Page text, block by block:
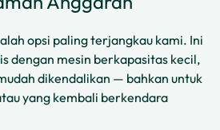
opsi paling terjangkau kami. Ini
dengan mesin berkapasitas kecil,
dikendalikan — bahkan untuk
yang kembali berkendara